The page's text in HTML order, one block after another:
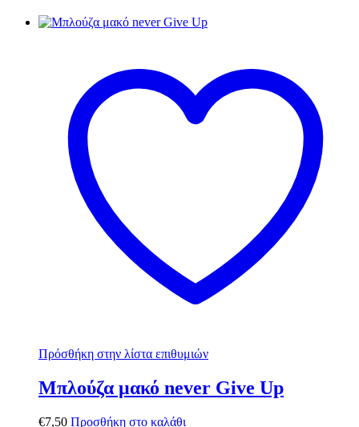
Πρόσθήκη στην λίστα επιθυμιών
Μπλούζα μακό never Give Up
€7,50 Προσθήκη στο καλάθι